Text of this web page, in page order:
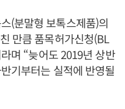
(분말형 보톡스제품)의
만큼 품목허가신청(BL
며 “늦어도 2019년 상반
기부터는 실적에 반영될